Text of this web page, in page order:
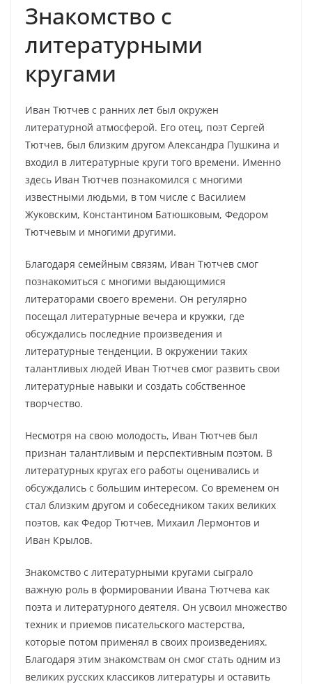
Знакомство с
литературными
кругами
Иван Тютчев с ранних лет был окружен
литературной атмосферой. Его отец, поэт Сергей
Тютчев, был близким другом Александра Пушкина и
входил в литературные круги того времени. Именно
здесь Иван Тютчев познакомился с многими
известными людьми, в том числе с Василием
Жуковским, Константином Батюшковым, Федором
Тютчевым и многими другими.
Благодаря семейным связям, Иван Тютчев смог
познакомиться с многими выдающимися
литераторами своего времени. Он регулярно
посещал литературные вечера и кружки, где
обсуждались последние произведения и
литературные тенденции. В окружении таких
талантливых людей Иван Тютчев смог развить свои
литературные навыки и создать собственное
творчество.
Несмотря на свою молодость, Иван Тютчев был
признан талантливым и перспективным поэтом. В
литературных кругах его работы оценивались и
обсуждались с большим интересом. Со временем он
стал близким другом и собеседником таких великих
поэтов, как Федор Тютчев, Михаил Лермонтов и
Иван Крылов.
Знакомство с литературными кругами сыграло
важную роль в формировании Ивана Тютчева как
поэта и литературного деятеля. Он усвоил множество
техник и приемов писательского мастерства,
которые потом применял в своих произведениях.
Благодаря этим знакомствам он смог стать одним из
великих русских классиков литературы и оставить